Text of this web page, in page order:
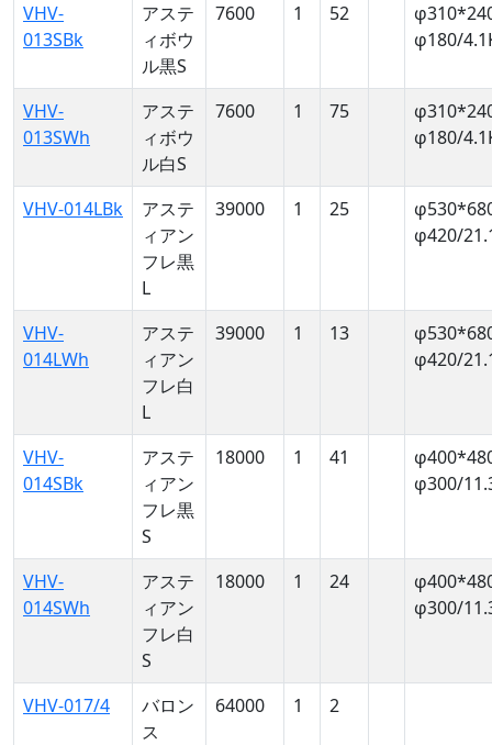
VHV-
013SBk
アステ
ィボウ
ル黒S
7600 1 52
φ180/
VHV-
013SWh
アステ
ィボウ
ル白S
7600 1 75
φ180/
VHV-014LBk
アステ
ィアン
フレ黒
L
39000 1 25
φ420/
VHV-
014LWh
アステ
ィアン
フレ白
L
39000 1 13
φ420/
VHV-
014SBk
アステ
ィアン
フレ黒
S
18000 1 41
φ300/
VHV-
014SWh
アステ
ィアン
フレ白
S
18000 1 24
φ300/
VHV-017/4
バロン
ス
64000 1 2